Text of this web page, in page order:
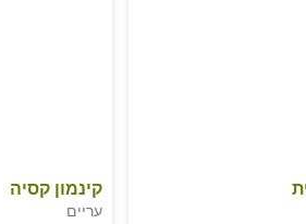
קינמון קסיה
עריים